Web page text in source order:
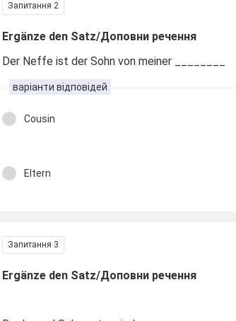
Запитання 2
Ergänze den Satz/Доповни речення
Der Neffe ist der Sohn von meiner ________
варіанти відповідей
Cousin
Eltern
Запитання 3
Ergänze den Satz/Доповни речення